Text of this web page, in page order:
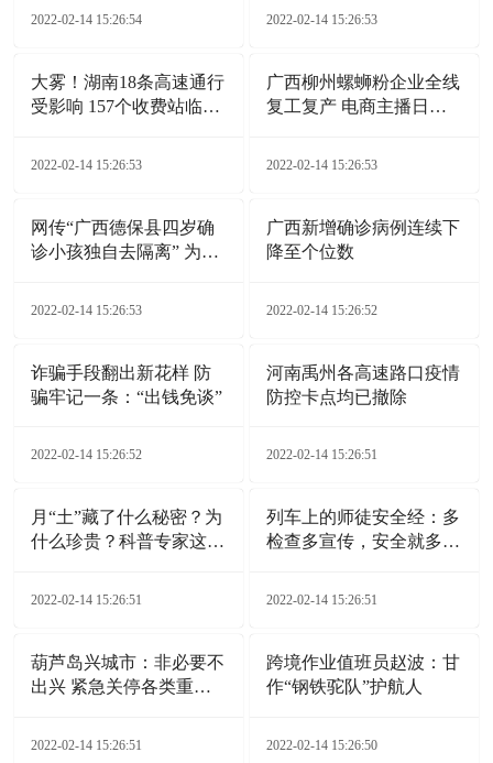
2022-02-14 15:26:54 2022-02-14 15:26:53
大雾！湖南18条高速通行
受影响 157个收费站临时
2022-02-14 15:26:53
广西柳州螺蛳粉企业全线
复工复产 电商主播日夜
2022-02-14 15:26:53
网传“广西德保县四岁确
诊小孩独自去隔离” 为不
2022-02-14 15:26:53
广西新增确诊病例连续下
降至个位数
2022-02-14 15:26:52
诈骗手段翻出新花样 防
骗牢记一条：“出钱免谈”
2022-02-14 15:26:52
河南禹州各高速路口疫情
防控卡点均已撤除
2022-02-14 15:26:51
月“土”藏了什么秘密？为
什么珍贵？科普专家这样
2022-02-14 15:26:51
列车上的师徒安全经：多
检查多宣传，安全就多一
2022-02-14 15:26:51
葫芦岛兴城市：非必要不
出兴 紧急关停各类重点
2022-02-14 15:26:51
跨境作业值班员赵波：甘
作“钢铁驼队”护航人
2022-02-14 15:26:50